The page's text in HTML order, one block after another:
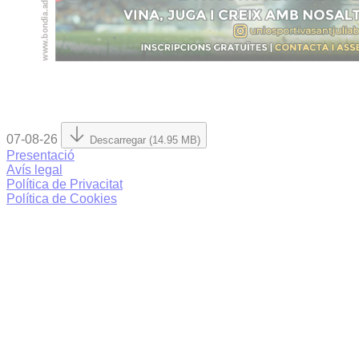
07-08-26 Descarregar (14.95 MB)
Presentació
Avís legal
Política de Privacitat
Política de Cookies